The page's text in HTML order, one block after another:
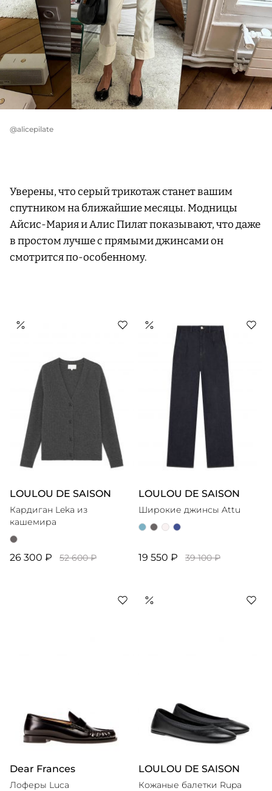
@alicepilate
Уверены, что серый трикотаж станет вашим
спутником на ближайшие месяцы. Модницы
Айсис-Мария и Алис Пилат показывают, что даже
в простом лучше с прямыми джинсами он
смотрится по-особенному.
LOULOU DE SAISON
Кардиган Leka из
кашемира
26 300 ₽ 52 600 ₽
LOULOU DE SAISON
Широкие джинсы Attu
19 550 ₽ 39 100 ₽
Dear Frances
Лоферы Luca
LOULOU DE SAISON
Кожаные балетки Rupa